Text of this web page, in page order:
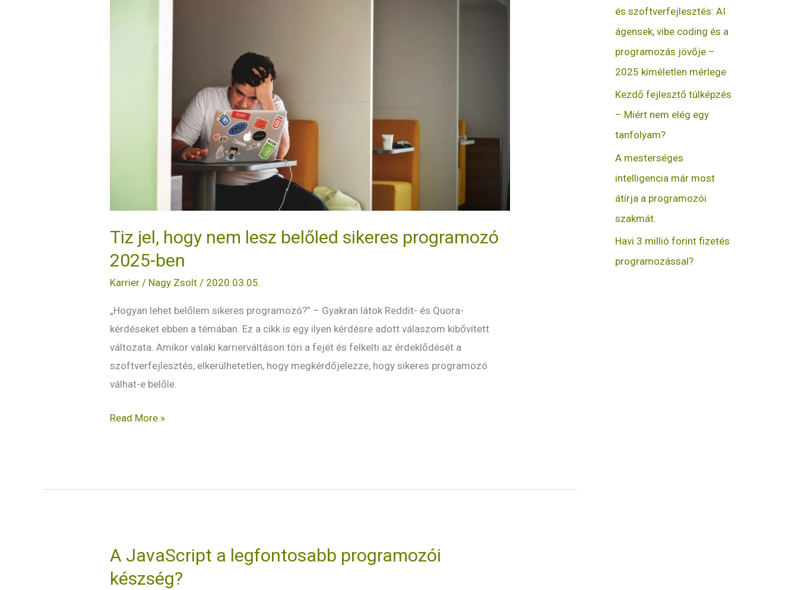
Tiz jel, hogy nem lesz belőled sikeres programozó
2025-ben
Karrier / Nagy Zsolt/ 2020.03.05.
„Hogyan lehet belőlem sikeres programozó?” – Gyakran látok Reddit- és Quora-
kérdéseket ebben a témában. Ez a cikk is egy ilyen kérdésre adott válaszom kibővített
változata. Amikor valaki karrierváltáson töri a fejét és felkelti az érdeklődését a
szoftverfejlesztés, elkerülhetetlen, hogy megkérdőjelezze, hogy sikeres programozó
válhat-e belőle.
Read More »
A JavaScript a legfontosabb programozói
készség?
A
JavaScript
és szoftverfejlesztés: AI
ágensek, vibe coding és a
programozás jövője –
2025 kíméletlen mérlege
Kezdő fejlesztő túlképzés
– Miért nem elég egy
tanfolyam?
A mesterséges
intelligencia már most
átírja a programozói
szakmát.
Havi 3 millió forint fizetés
programozással?